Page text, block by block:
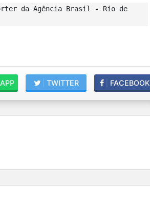
da Agência Brasil - Rio de
FACEBOOK
TWITTER